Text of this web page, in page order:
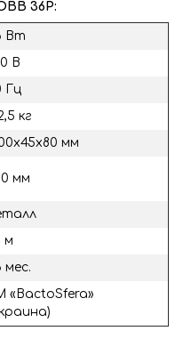
36P:
Вт
В
Гц
кг
мм
мм
м
мес.
«BactoSfera»